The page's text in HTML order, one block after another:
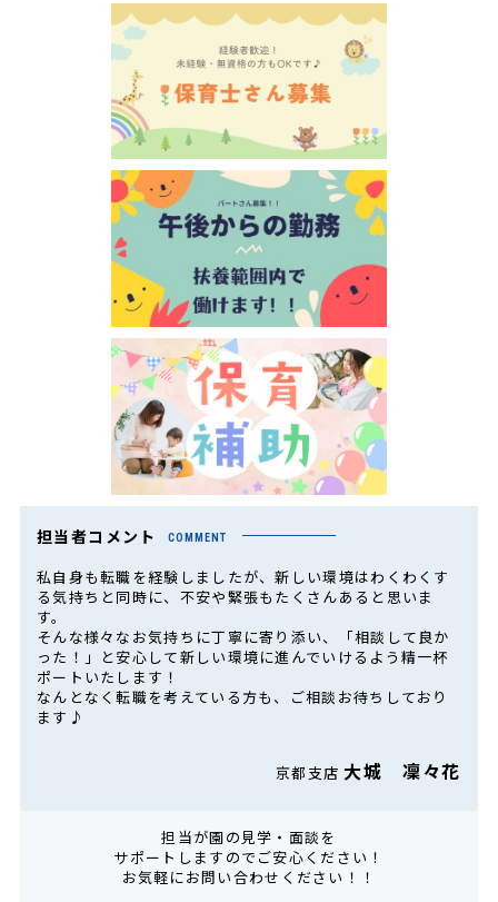
担当者コメント COMMENT
私自身も転職を経験しましたが、新しい環境はわくわくす
る気持ちと同時に、不安や緊張もたくさんあると思いま
す。
そんな様々なお気持ちに丁寧に寄り添い、「相談して良か
った！」と安心して新しい環境に進んでいけるよう精一杯
ポートいたします！
なんとなく転職を考えている方も、ご相談お待ちしており
ます♪
京都支店大城 凜々花
担当が園の見学・面談を
サポートしますのでご安心ください！
お気軽にお問い合わせください！！